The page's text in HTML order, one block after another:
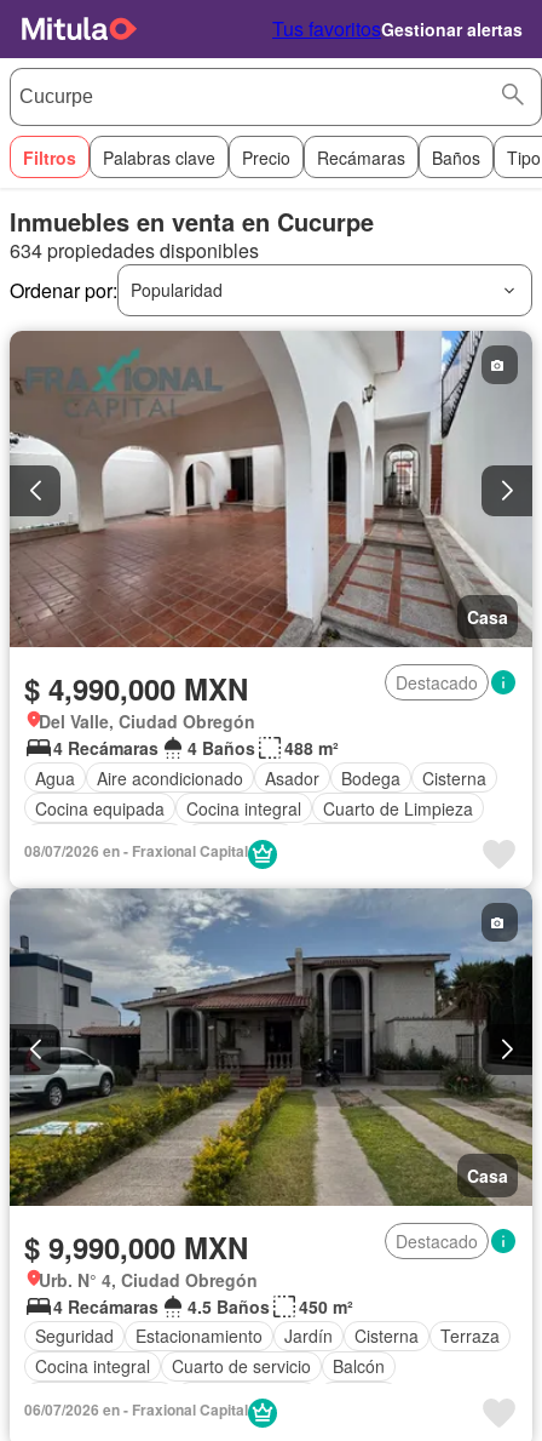
Tus favoritosGestionar alertas
Filtros Palabras clave Precio Recámaras Baños
Inmuebles en venta en Cucurpe
634 propiedades disponibles
Ordenar por:
Popularidad
Casa
$ 4,990,000 MXN
Destacado
Del Valle, Ciudad Obregón
4 Recámaras
4 Baños
488 m²
Agua
Aire acondicionado Asador Bodega
Cisterna
Cocina equipada
Cocina integral
Cuarto de Limpieza
Electricidad
Vista panorámica
Sin amueblar
08/07/2026 en - Fraxional Capital
Casa
$ 9,990,000 MXN
Destacado
Urb. N° 4, Ciudad Obregón
4 Recámaras
4.5 Baños
450 m²
Seguridad
Estacionamiento Jardín Cisterna
Terraza
Cocina integral
Cuarto de servicio
Balcón
Sala polivalente
Electricidad
06/07/2026 en - Fraxional Capital